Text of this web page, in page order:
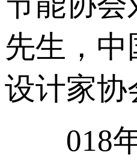
先生，
设计家协
018年6